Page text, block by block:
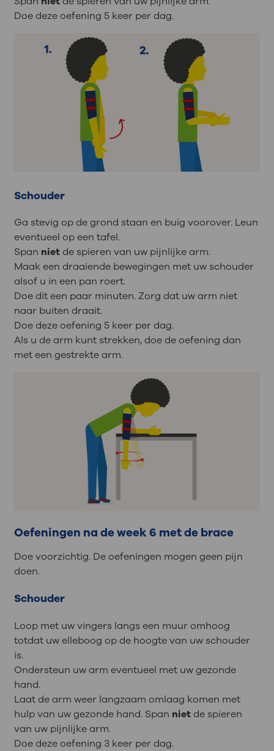
Doe deze oefening 5 keer per dag.
Schouder
Ga stevig op de grond staan en buig voorover. Leun
eventueel op een tafel.
Span nietde spieren van uw pijnlijke arm.
Maak een draaiende bewegingen met uw schouder
alsof u in een pan roert.
Doe dit een paar minuten. Zorg dat uw arm niet
naar buiten draait.
Doe deze oefening 5 keer per dag.
Als u de arm kunt strekken, doe de oefening dan
met een gestrekte arm.
Oefeningen na de week 6 met de brace
Doe voorzichtig. De oefeningen mogen geen pijn
doen.
Schouder
Loop met uw vingers langs een muur omhoog
totdat uw elleboog op de hoogte van uw schouder
is.
Ondersteun uw arm eventueel met uw gezonde
hand.
Laat de arm weer langzaam omlaag komen met
hulp van uw gezonde hand. Span nietde spieren
van uw pijnlijke arm.
Doe deze oefening 3 keer per dag.